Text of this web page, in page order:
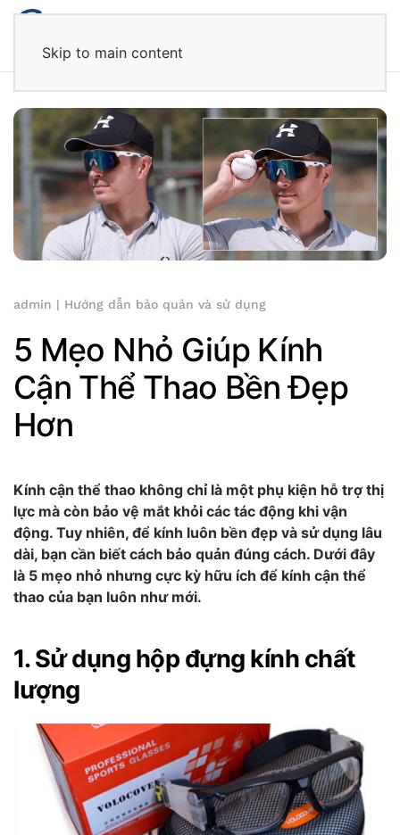
Skip to main content
admin | Hướng dẫn bảo quản và sử dụng
5 Mẹo Nhỏ Giúp Kính
Cận Thể Thao Bền Đẹp
Hơn
Kính cận thể thao không chỉ là một phụ kiện hỗ trợ thị
lực mà còn bảo vệ mắt khỏi các tác động khi vận
động. Tuy nhiên, để kính luôn bền đẹp và sử dụng lâu
dài, bạn cần biết cách bảo quản đúng cách. Dưới đây
là 5 mẹo nhỏ nhưng cực kỳ hữu ích để kính cận thể
thao của bạn luôn như mới.
1. Sử dụng hộp đựng kính chất
lượng